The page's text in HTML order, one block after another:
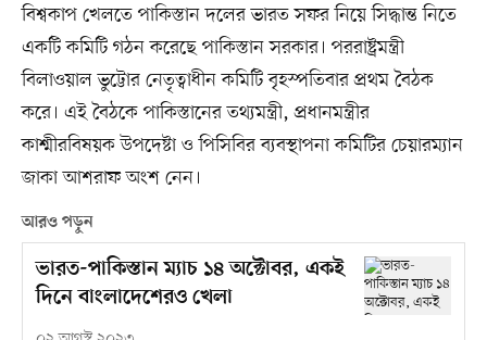
বিশ্বকাপ খেলতে পাকিস্তান দলের ভারত সফর নিয়ে সিদ্ধান্ত নিতে
একটি কমিটি গঠন করেছে পাকিস্তান সরকার। পররাষ্ট্রমন্ত্রী
বিলাওয়াল ভুট্টোর নেতৃত্বাধীন কমিটি বৃহস্পতিবার প্রথম বৈঠক
করে। এই বৈঠকে পাকিস্তানের তথ্যমন্ত্রী, প্রধানমন্ত্রীর
কাশ্মীরবিষয়ক উপদেষ্টা ও পিসিবির ব্যবস্থাপনা কমিটির চেয়ারম্যান
জাকা আশরাফ অংশ নেন।
আরও পড়ুন
ভারত-পাকিস্তান ম্যাচ ১৪ অক্টোবর, একই
দিনে বাংলাদেশেরও খেলা